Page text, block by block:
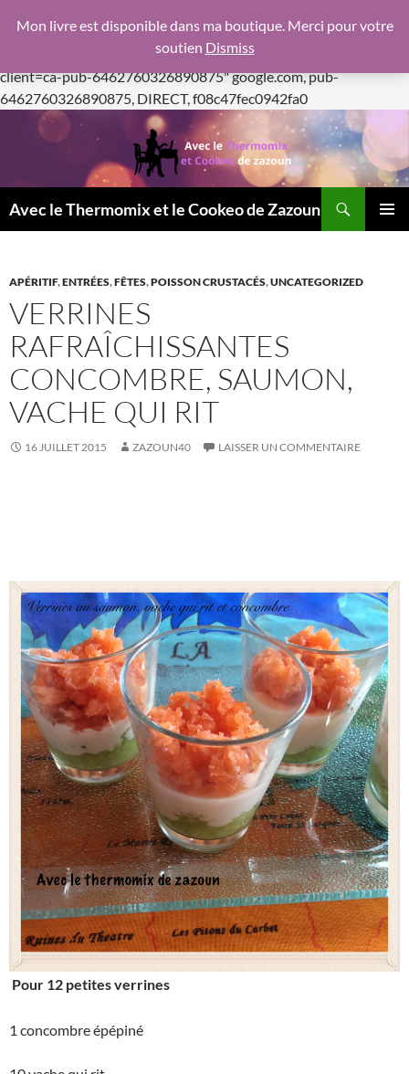
f08c47fec0942fa0
https://pagead2.googlesyndication.com/pagead/js/
client=ca-pub-6462760326890875"google.com, pub-
6462760326890875, DIRECT, f08c47fec0942fa0Aller
au
contenu
Avec le Thermomix et le Cookeo de Zazoun
APÉRITIF,ENTRÉES,FÊTES,POISSON CRUSTACÉS,UNCATEGORIZED
VERRINES
RAFRAÎCHISSANTES
CONCOMBRE, SAUMON,
VACHE QUI RIT
16 JUILLET 2015 ZAZOUN40 LAISSER UN COMMENTAIRE
Pour 12 petites verrines
1 concombre épépiné
Mon livre est disponible dans ma boutique. Merci pour votre
soutien Dismiss